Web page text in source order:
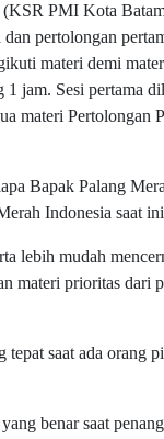
PMI Kota
pertolongan
materi demi
jam. Sesi pertama
materi Pertolongan
Bapak Palang
Indonesia saat
lebih mudah
materi prioritas dari
saat ada orang
benar saat